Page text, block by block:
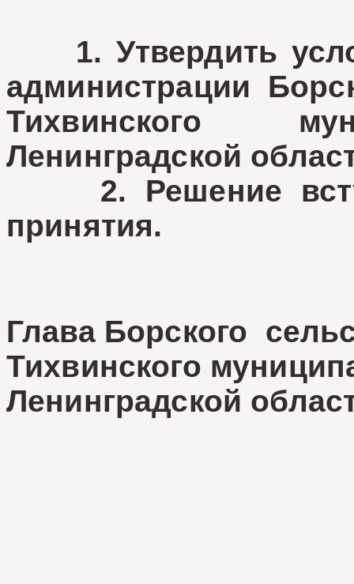
1. Утвердить
администрации
Тихвинского
Ленинградской
2. Решение
принятия.
Глава Борского
Тихвинского
Ленинградской